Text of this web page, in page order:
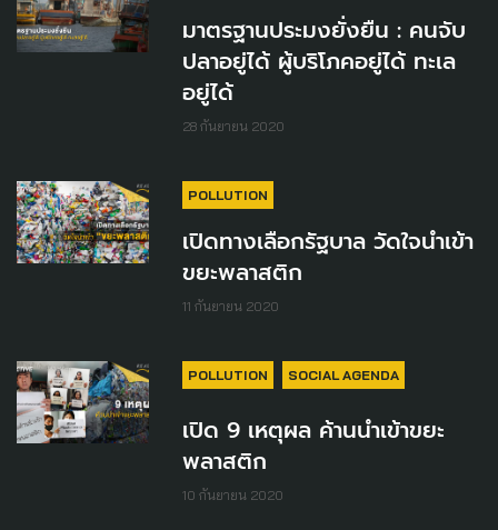
มาตรฐานประมงยั่งยืน : คนจับ
ปลาอยู่ได้ ผู้บริโภคอยู่ได้ ทะเล
อยู่ได้
28 กันยายน 2020
POLLUTION
เปิดทางเลือกรัฐบาล วัดใจนำเข้า
ขยะพลาสติก
11 กันยายน 2020
POLLUTION SOCIAL AGENDA
เปิด 9 เหตุผล ค้านนำเข้าขยะ
พลาสติก
10 กันยายน 2020